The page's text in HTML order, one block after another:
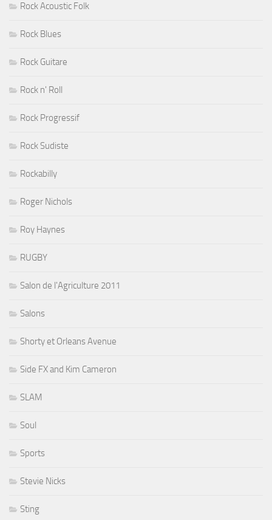
Rock Acoustic Folk
Rock Blues
Rock Guitare
Rock n' Roll
Rock Progressif
Rock Sudiste
Rockabilly
Roger Nichols
Roy Haynes
RUGBY
Salon de l'Agriculture 2011
Salons
Shorty et Orleans Avenue
Side FX and Kim Cameron
SLAM
Soul
Sports
Stevie Nicks
Sting